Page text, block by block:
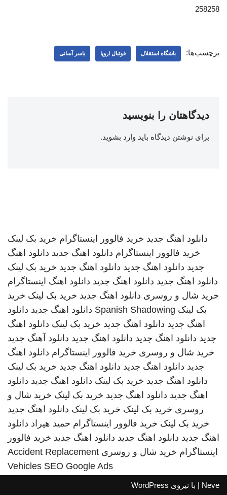
258258
برچسب‌ها: باشگاه استقلال فوتبال اروپا یاسر آسانی
دیدگاهتان را بنویسید
برای نوشتن دیدگاه باید وارد بشوید.
دانلود اهنگ جدید خرید فالوور اینستاگرام خرید بک لینک
خرید فالوور اینستاگرام دانلود اهنگ جدید دانلود اهنگ
جدید دانلود اهنگ جدید دانلود اهنگ جدید خرید بک لینک
دانلود اهنگ جدید دانلود اهنگ جدید دانلود اهنگ اینستاگرام
خرید شال و روسری دانلود اهنگ جدید خرید بک لینک خرید
بک لینک Spanish Shadowing دانلود اهنگ جدید دانلود
اهنگ جدید دانلود اهنگ جدید خرید بک لینک دانلود اهنگ
جدید دانلود اهنگ جدید دانلود اهنگ جدید دانلود آهنگ جدید
خرید شال و روسری خرید فالوور اینستاگرام دانلود اهنگ
جدید دانلود اهنگ جدید دانلود اهنگ جدید خرید بک لینک
دانلود اهنگ جدید خرید بک لینک دانلود اهنگ جدید دانلود
اهنگ جدید دانلود اهنگ جدید خرید بک لینک خرید شال و
روسری خرید بک لینک خرید بک لینک دانلود اهنگ جدید
خرید بک لینک خرید فالوور اینستاگرام حمید هیراد دانلود
اهنگ جدید دانلود اهنگ جدید دانلود اهنگ جدید خرید فالوور
اینستاگرام خرید شال و روسری Accident Replacement
Vehicles SEO Google Ads
Neve | با نیروی WordPress